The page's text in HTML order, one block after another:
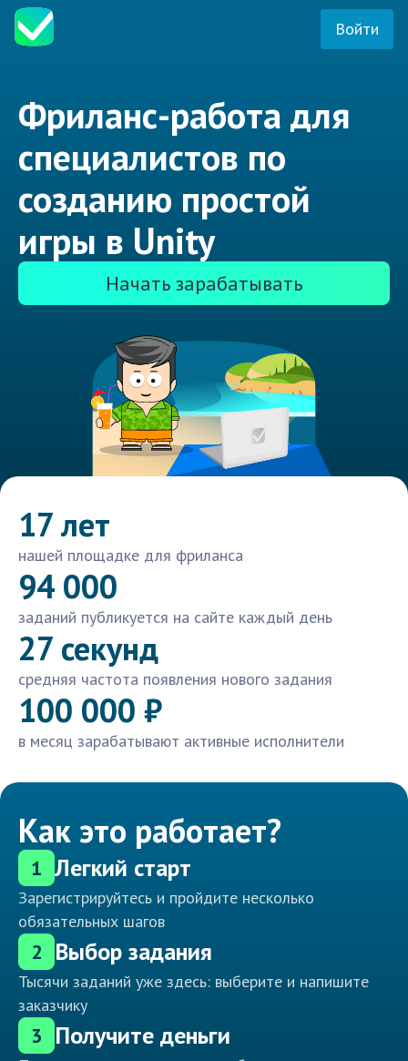
Войти
Фриланс-работа для
специалистов по
созданию простой
игры в Unity
Начать зарабатывать
17 лет
нашей площадке для фриланса
94 000
заданий публикуется на сайте каждый день
27 секунд
средняя частота появления нового задания
100 000 ₽
в месяц зарабатывают активные исполнители
Как это работает?
1 Легкий старт
Зарегистрируйтесь и пройдите несколько
обязательных шагов
2 Выбор задания
Тысячи заданий уже здесь: выберите и напишите
заказчику
3 Получите деньги